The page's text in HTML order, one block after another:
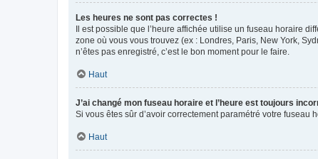
Les heures ne sont pas correctes !
Il est possible que l’heure affichée utilise un fuseau horaire
zone où vous vous trouvez (ex : Londres, Paris, New York,
n’êtes pas enregistré, c’est le bon moment pour le faire.
Haut
J’ai changé mon fuseau horaire et l’heure est toujours
Si vous êtes sûr d’avoir correctement paramétré votre fuseau
Haut